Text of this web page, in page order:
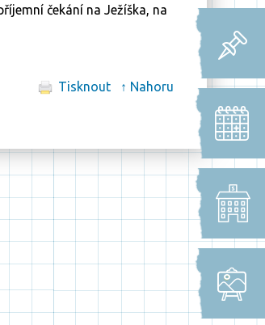
čekání na Ježíška, na
Tisknout ↑ Nahoru